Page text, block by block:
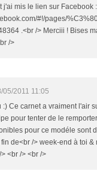
j'ai mis le lien sur Facebook :
#!/pages/
.<br /> Merciii ! Bises
/>
05/2011 11:05
:) Ce carnet a vraiment l'air
pour tenter de le
pour ce modéle sont
de<br /> week-end à toi &
<br /> <br />